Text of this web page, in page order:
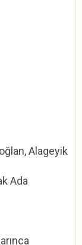
Alageyik
Ada